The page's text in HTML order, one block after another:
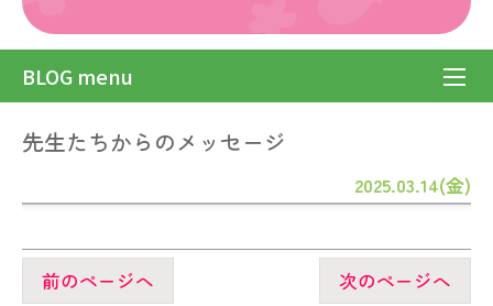
BLOG menu
先生たちからのメッセージ
2025.03.14(金)
前のページへ 次のページへ